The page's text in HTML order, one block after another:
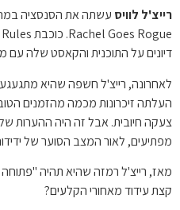
רייצ'ל לוויס עשתה את הסנסציה
דיונים על התוכנית והקאסט שלה עם
לאחרונה, רייצ'ל חשפה שהיא
העלתה זיכרונות מכמה מהזמנים
צעקה חיובית. אבל זה היה ההערות
מפתיעים, לאור המצב הסוער של
מאז, רייצ'ל רמזה שהיא תהיה
קצת עידוד מאחורי הקלעים?